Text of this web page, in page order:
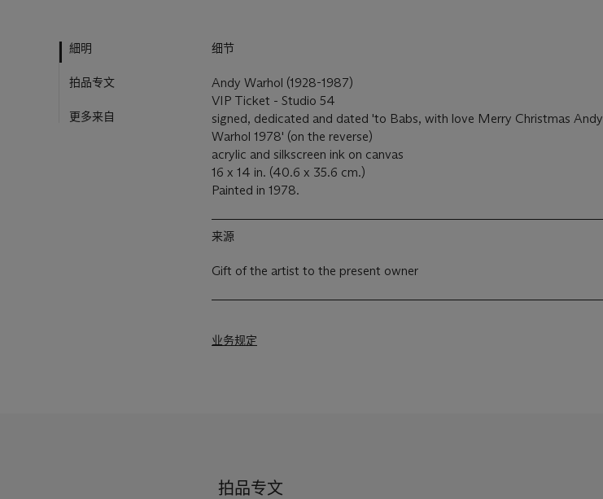
細明
拍品专文
更多来自
细节
Andy Warhol (1928-1987)
VIP Ticket - Studio 54
signed, dedicated and dated 'to Babs, with love Merry Christmas Andy
Warhol 1978' (on the reverse)
acrylic and silkscreen ink on canvas
16 x 14 in. (40.6 x 35.6 cm.)
Painted in 1978.
来源
Gift of the artist to the present owner
业务规定
拍品专文